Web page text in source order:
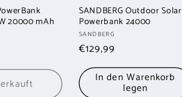
20000 mAh
SANDBERG Outdoor Solar
Powerbank 24000
Anbieter:
SANDBERG
Normaler
Preis
€129,99
In den Warenkorb
legen